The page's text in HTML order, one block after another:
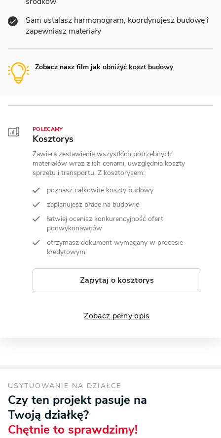
Sam ustalasz harmonogram, koordynujesz budowę i
zapewniasz materiały
Zobacz nasz film jak obniżyć koszt budowy
POLECAMY
Kosztorys
Zawiera zestawienie wszystkich potrzebnych
materiałów wraz z ich cenami, uwzględnia koszty
sprzętu i transportu. Z kosztorysem:
poznasz całkowite koszty budowy
zaplanujesz prace na budowie
łatwiej ocenisz konkurencyjność ofert
podwykonawców
otrzymasz dokument wymagany w procesie
kredytowym
Zapytaj o kosztorys
Zobacz pełny opis
USYTUOWANIE NA DZIAŁCE
Czy ten projekt pasuje na
Twoją działkę?
Chętnie to sprawdzimy!